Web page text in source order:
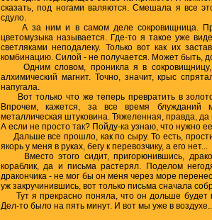
сказать, под ногами валяются. Смешала я все
сдуло.
А за ним и в самом деле сокровищница.
цветомузыка называется. Где-то я такое уже
светляками неподалеку. Только вот как их
комбинацию. Силой - не получается. Может быть,
Одним словом, проникла я в сокровищницу,
алхимический магнит. Точно, значит, крыс
напугала.
Вот только что же теперь превратить в
Впрочем, кажется, за все время блужданий
металлическая штуковина. Тяжеленная, правда,
А если не просто так? Пойду-ка узнаю, что нужно
Дальше все прошло, как по сыру. То есть,
якорь у меня в руках, бегу к перевозчику, а его нет...
Вместо этого сидит, пригорюнившись,
кораблик, да и письма растерял. Поделом
дракончика - не мог бы он меня через море
уж закручинившись, вот только письма сначала
Тут я прекрасно поняла, что он дольше будет
Дел-то было на пять минут. И вот мы уже в